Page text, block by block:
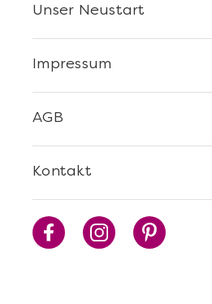
Kontakt
AGB
Impressum
Unser Neustart